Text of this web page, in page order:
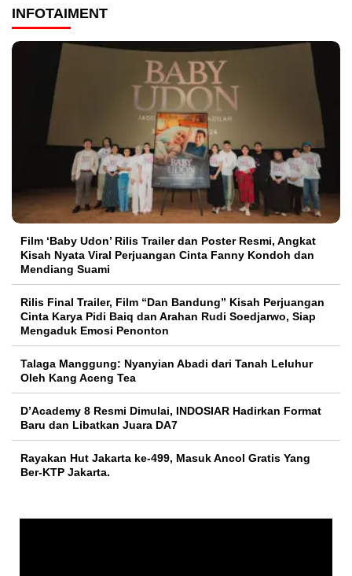
INFOTAIMENT
Film ‘Baby Udon’ Rilis Trailer dan Poster Resmi, Angkat
Kisah Nyata Viral Perjuangan Cinta Fanny Kondoh dan
Mendiang Suami
Rilis Final Trailer, Film “Dan Bandung” Kisah Perjuangan
Cinta Karya Pidi Baiq dan Arahan Rudi Soedjarwo, Siap
Mengaduk Emosi Penonton
Talaga Manggung: Nyanyian Abadi dari Tanah Leluhur
Oleh Kang Aceng Tea
D’Academy 8 Resmi Dimulai, INDOSIAR Hadirkan Format
Baru dan Libatkan Juara DA7
Rayakan Hut Jakarta ke-499, Masuk Ancol Gratis Yang
Ber-KTP Jakarta.